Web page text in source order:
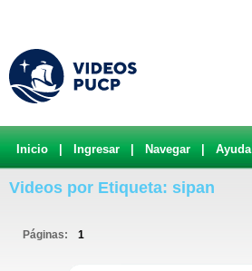
Inicio Ingresar Navegar Ayuda
Videos por Etiqueta: sipan
Páginas: 1